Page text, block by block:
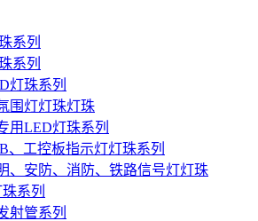
系列
系列
灯珠系列
围灯灯珠灯珠
用LED灯珠系列
、工控板指示灯灯珠系列
、安防、消防、铁路信号灯灯珠
系列
射管系列